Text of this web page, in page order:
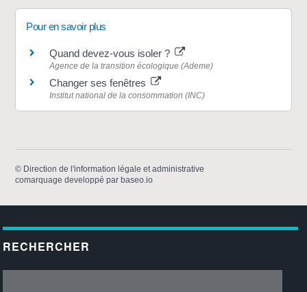
Pour en savoir plus
Quand devez-vous isoler ?
Agence de la transition écologique (Ademe)
Changer ses fenêtres
Institut national de la consommation (INC)
© Direction de l'information légale et administrative
comarquage developpé parbaseo.io
RECHERCHER